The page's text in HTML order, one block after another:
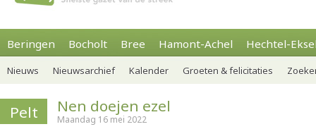
Beringen Bocholt Bree Hamont-Achel Hechtel-
Nieuws Nieuwsarchief Kalender Groeten & felicitaties
Pelt Nen doejen ezel
Maandag 16 mei 2022